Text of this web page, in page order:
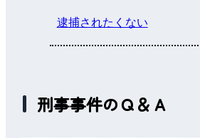
逮捕されたくない
刑事事件のＱ＆Ａ